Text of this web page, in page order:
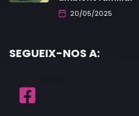
20/05/2025
SEGUEIX-NOS A: